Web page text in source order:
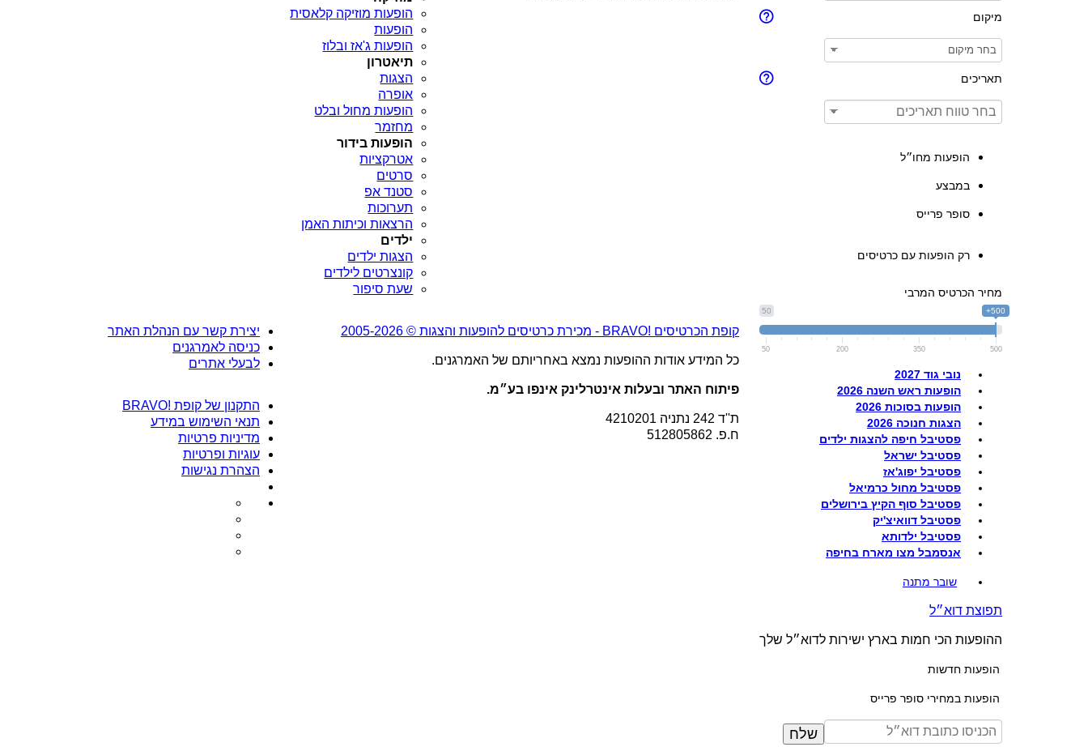
הופעות מוזיקה קלאסית
הופעות
הופעות ג'אז ובלוז
תיאטרון
הצגות
אופרה
הופעות מחול ובלט
מחזמר
הופעות בידור
אטרקציות
סרטים
סטנד אפ
תערוכות
הרצאות וכיתות האמן
ילדים
הצגות ילדים
קונצרטים לילדים
שעת סיפור
מיקום
תאריכים
הופעות מחו״ל
במבצע
סופר פרייס
רק הופעות עם כרטיסים
מחיר הכרטיס המרבי
50 500+
50 200 350 500
נובי גוד 2027
הופעות ראש השנה 2026
הופעות בסוכות 2026
הצגות חנוכה 2026
פסטיבל חיפה להצגות ילדים
פסטיבל ישראל
פסטיבל יפוג'אז
פסטיבל מחול כרמיאל
פסטיבל סוף הקיץ בירושלים
פסטיבל דוואיצ'יק
פסטיבל ילדותא
אנסמבל מצו מארח בחיפה
שובר מתנה
תפוצת דוא״ל
ההופעות הכי חמות בארץ ישירות לדוא״ל שלך
הופעות חדשות
הופעות במחירי סופר פרייס
שלח
קופת הכרטיסים !BRAVO - מכירת כרטיסים להופעות והצגות © 2005-2026
כל המידע אודות ההופעות נמצא באחריותם של האמרגנים.
פיתוח האתר ובעלות אינטרלינק אינפו בע״מ.
ת''ד 242 נתניה 4210201
ח.פ. 512805862
יצירת קשר עם הנהלת האתר
כניסה לאמרגנים
לבעלי אתרים
התקנון של קופת !BRAVO
תנאי השימוש במידע
מדיניות פרטיות
עוגיות ופרטיות
הצהרת נגישות